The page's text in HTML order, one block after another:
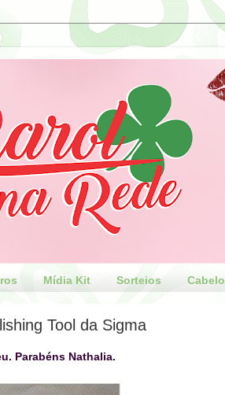
Mídia Kit Sorteios Cabelo
Tool da Sigma
Parabéns Nathalia.